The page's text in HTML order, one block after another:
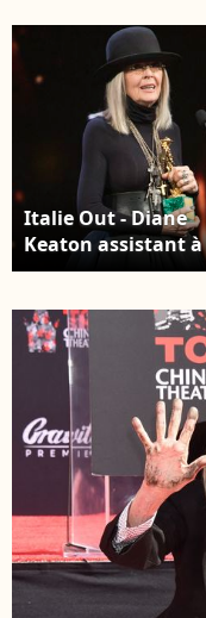
Theatre le 6 mai
Photo par Janet
Italie Out - Diane
Keaton assistant
62e cérémonie de
Di Donatello le 21
2018 à Rome,
Photo par Alessia
Paradisi/